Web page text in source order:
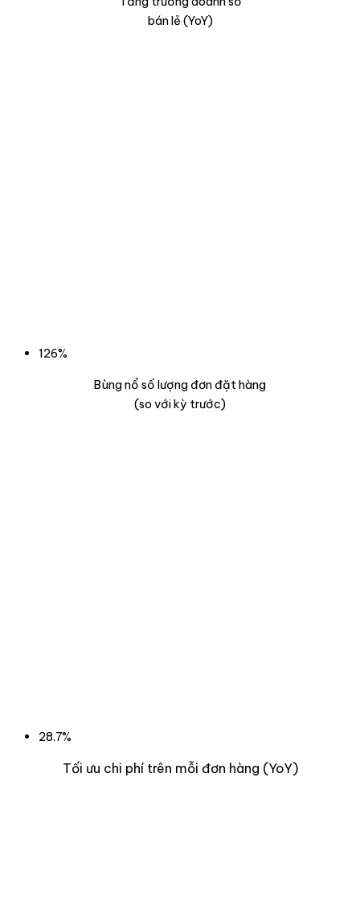
bán lẻ (YoY)
126%
Bùng nổ số lượng đơn đặt hàng
(so với kỳ trước)
28.7%
Tối ưu chi phí trên mỗi đơn hàng (YoY)